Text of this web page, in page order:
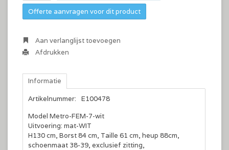
Offerte aanvragen voor dit product
Aan verlanglijst toevoegen
Afdrukken
Informatie
Artikelnummer:
E100478
Model Metro-FEM-7-wit
Uitvoering: mat-WIT
H130 cm, Borst 84 cm, Taille 61 cm, heup 88cm,
schoenmaat 38-39, exclusief zitting,